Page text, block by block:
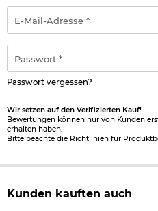
Die BBs sind für alle 6 mm
problemlos in Federdruck-,
Waffen verwendet werden.
Geliefert werden die BBs in
wiederverschließbaren Beutel,
und einen einfachen Transport
Details:
Farbe: weiss
Kaliber: 6 mm BB
Hersteller: Delta Armory /
Mail-
Adresse
*
Passwort vergessen?
Wir setzen auf den Verifizierten Kauf!
Bewertungen können nur von Kunden
erhalten haben.
Bitte beachte die Richtlinien für
Kunden kauften auch